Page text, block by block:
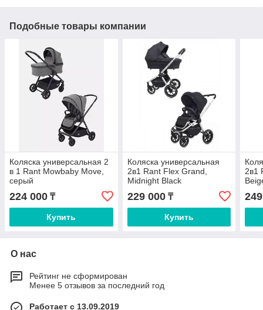
Подобные товары компании
Коляска универсальная 2
в 1 Rant Mowbaby Move,
серый
224 000 ₸
Купить
Коляска универсальная
2в1 Rant Flex Grand,
Midnight Black
229 000₸
Купить
2в1
О нас
Рейтинг не сформирован
Менее 5 отзывов за последний год
Работает с 13.09.2019